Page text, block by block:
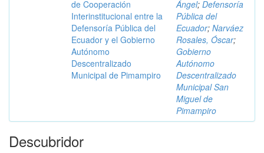
de Cooperación
Interinstitucional entre la
Defensoría Pública del
Ecuador y el Gobierno
Autónomo
Descentralizado
Municipal de Pimampiro
Ángel; Defensoría
Pública del
Ecuador; Narváez
Rosales, Óscar;
Gobierno
Autónomo
Descentralizado
Municipal San
Miguel de
Pimampiro
Descubridor